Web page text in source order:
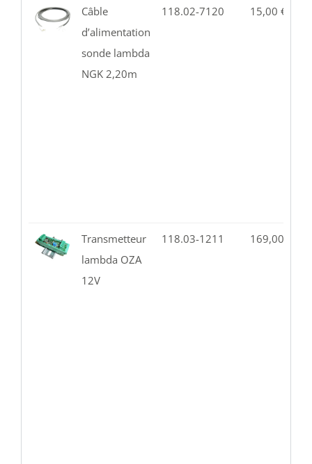
Câble
d’alimentation
sonde lambda
NGK 2,20m
118.02-7120 15,00 €
Transmetteur
lambda OZA
12V
118.03-1211 169,00